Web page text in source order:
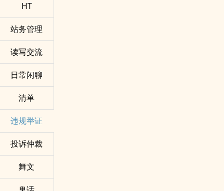
HT
站务管理
读写交流
日常闲聊
清单
违规举证
投诉仲裁
舞文